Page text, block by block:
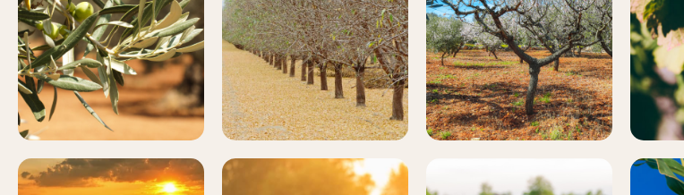
Más
información
Más
información
Más
información